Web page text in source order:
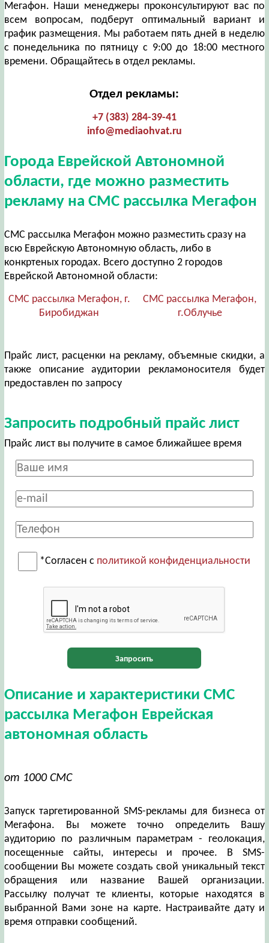
Мегафон. Наши менеджеры проконсультируют вас по
всем вопросам, подберут оптимальный вариант и
график размещения. Мы работаем пять дней в неделю
с понедельника по пятницу с 9:00 до 18:00 местного
времени. Обращайтесь в отдел рекламы.
Отдел рекламы:
+7 (383) 284-39-41
info@mediaohvat.ru
Города Еврейской Автономной
области, где можно разместить
рекламу на СМС рассылка Мегафон
СМС рассылка Мегафон можно разместить сразу на
всю Еврейскую Автономную область, либо в
конкртеных городах. Всего доступно 2 городов
Еврейской Автономной области:
СМС рассылка Мегафон, г.
Биробиджан
СМС рассылка Мегафон,
г.Облучье
Прайс лист, расценки на рекламу, объемные скидки, а
также описание аудитории рекламоносителя будет
предоставлен по запросу
Запросить подробный прайс лист
Прайс лист вы получите в самое ближайшее время
*Согласен с политикой конфиденциальности
Запросить
Описание и характеристики СМС
рассылка Мегафон Еврейская
автономная область
от 1000 СМС
Запуск таргетированной SMS-рекламы для бизнеса от
Мегафона. Вы можете точно определить Вашу
аудиторию по различным параметрам - геолокация,
посещенные сайты, интересы и прочее. В SMS-
сообщении Вы можете создать свой уникальный текст
обращения или название Вашей организации.
Рассылку получат те клиенты, которые находятся в
выбранной Вами зоне на карте. Настраивайте дату и
время отправки сообщений.